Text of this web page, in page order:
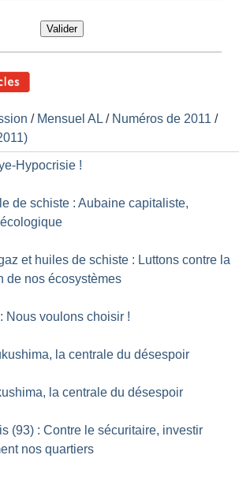
Valider
/ Mensuel AL / Numéros de 2011 /
Hypocrisie !
de schiste : Aubaine capitaliste,
et huiles de schiste : Luttons contre la
de nos écosystèmes
Nous voulons choisir !
la centrale du désespoir
la centrale du désespoir
(93) : Contre le sécuritaire, investir
nos quartiers